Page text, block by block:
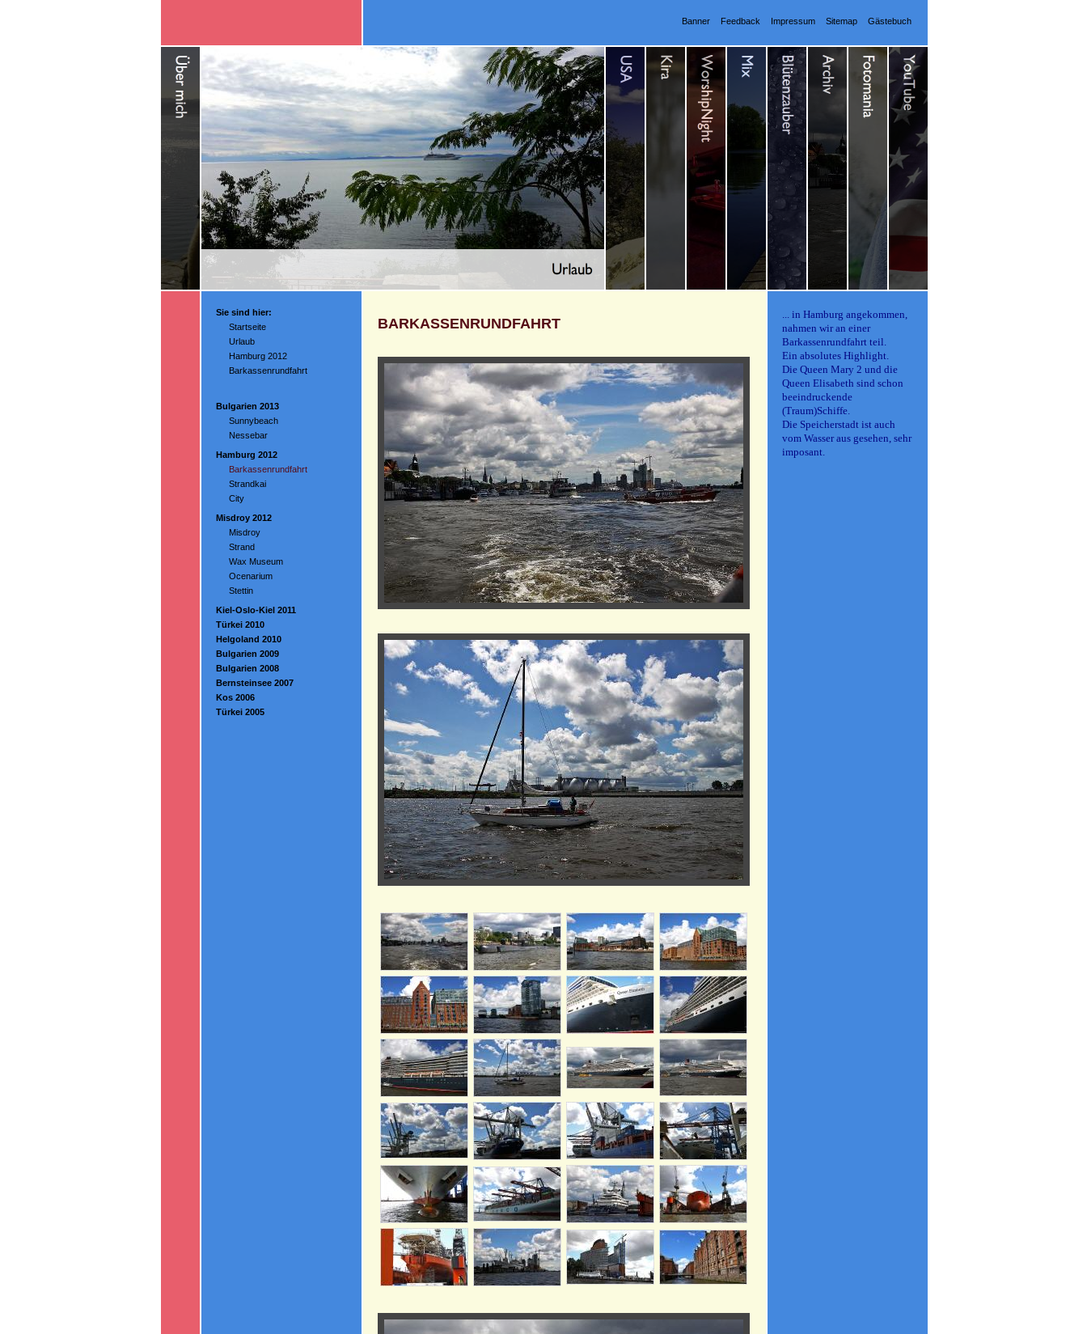
Banner Feedback Impressum Sitemap Gästebuch
Sie sind hier:
Startseite
Urlaub
Hamburg 2012
Barkassenrundfahrt
Bulgarien 2013
Sunnybeach
Nessebar
Hamburg 2012
Barkassenrundfahrt
Strandkai
City
Misdroy 2012
Misdroy
Strand
Wax Museum
Ocenarium
Stettin
Kiel-Oslo-Kiel 2011
Türkei 2010
Helgoland 2010
Bulgarien 2009
Bulgarien 2008
Bernsteinsee 2007
Kos 2006
Türkei 2005
BARKASSENRUNDFAHRT
... in Hamburg angekommen,
nahmen wir an einer
Barkassenrundfahrt teil.
Ein absolutes Highlight.
Die Queen Mary 2 und die
Queen Elisabeth sind schon
beeindruckende
(Traum)Schiffe.
Die Speicherstadt ist auch
vom Wasser aus gesehen, sehr
imposant.